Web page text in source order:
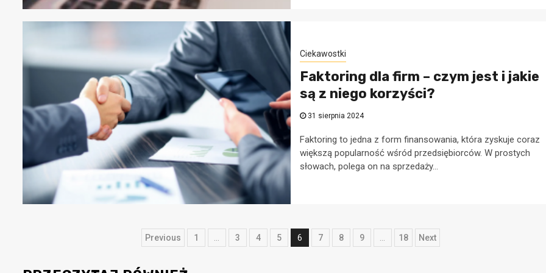
Ciekawostki
Faktoring dla firm – czym jest i jakie
są z niego korzyści?
31 sierpnia 2024
Faktoring to jedna z form finansowania, która zyskuje coraz
większą popularność wśród przedsiębiorców. W prostych
słowach, polega on na sprzedaży...
Nawigacja
Previous 1 … 3 4 5 6 7 8 9 … 18 Next
30 grudnia 2025